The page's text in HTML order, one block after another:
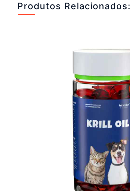
Produtos Relacionados: